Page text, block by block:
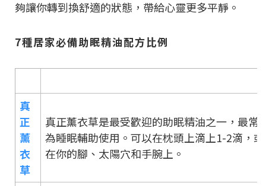
夠讓你轉到換舒適的狀態，帶給心靈更多平靜。
7種居家必備助眠精油配方比例
真
正
薰
衣
草
真正薰衣草是最受歡迎的助眠精油之一，最常
為睡眠輔助使用。可以在枕頭上滴上1-2滴，
在你的腳、太陽穴和手腕上。